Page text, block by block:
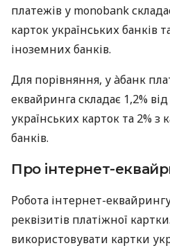
платежів у monobank
карток українських банків
іноземних банків.
Для порівняння, у àбанк
еквайринга складає 1,2%
українських карток та 2% з
банків.
Про інтернет-
Робота інтернет-
реквізитів платіжної
використовувати картки